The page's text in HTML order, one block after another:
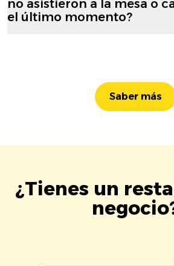
no asistieron a la mesa o
el último momento?
Saber más
¿Tienes un